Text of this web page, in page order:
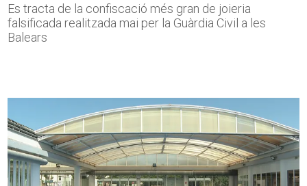
Es tracta de la confiscació més gran de joieria
falsificada realitzada mai per la Guàrdia Civil a les
Balears